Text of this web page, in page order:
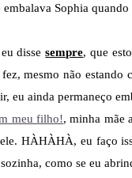
Sophia
eu dissesempre, que
mesmo não estando
eu ainda permaneço
meu filho!, minha mãe
HÀHÀHÀ, eu faço
como se eu